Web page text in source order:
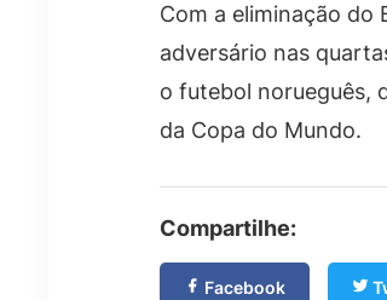
Com a eliminação do
adversário nas
o futebol norueguês,
da Copa do Mundo.
Compartilhe:
Facebook